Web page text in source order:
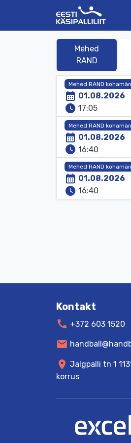
Mehed
RAND
Mehed RAND
calendar_month 01.08.2026
watch_later 17:05
Mehed RAND
calendar_month 01.08.2026
watch_later 16:40
Mehed RAND
calendar_month 01.08.2026
watch_later 16:40
Kontakt
call +372 603 1520
mail
location_on Jalgpalli tn 1
korrus